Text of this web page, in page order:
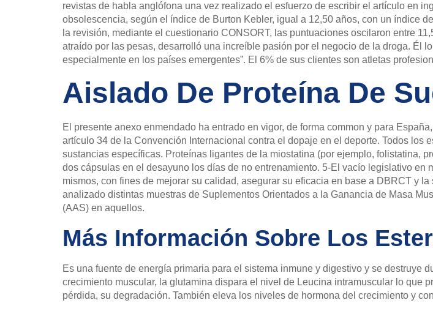
revistas de habla anglófona una vez realizado el esfuerzo de escribir el artículo en
obsolescencia, según el índice de Burton Kebler, igual a 12,50 años, con un índice
la revisión, mediante el cuestionario CONSORT, las puntuaciones oscilaron entre
atraído por las pesas, desarrolló una increíble pasión por el negocio de la droga. Él
especialmente en los países emergentes”. El 6% de sus clientes son atletas
Aislado De Proteína De
El presente anexo enmendado ha entrado en vigor, de forma common y para
artículo 34 de la Convención Internacional contra el dopaje en el deporte. Todos los
sustancias específicas. Proteínas ligantes de la miostatina (por ejemplo, folistatina,
dos cápsulas en el desayuno los días de no entrenamiento. 5-El vacío legislativo
mismos, con fines de mejorar su calidad, asegurar su eficacia en base a DBRCT y
analizado distintas muestras de Suplementos Orientados a la Ganancia de Masa
(AAS) en aquellos.
Más Información Sobre Los
Es una fuente de energía primaria para el sistema inmune y digestivo y se destruye
crecimiento muscular, la glutamina dispara el nivel de Leucina intramuscular lo que
pérdida, su degradación. También eleva los niveles de hormona del crecimiento y